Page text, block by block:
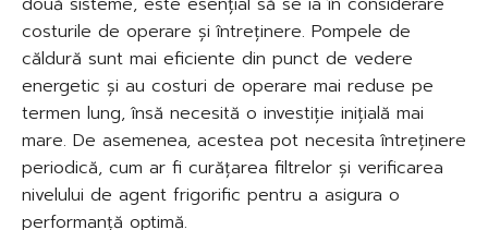
costurile de operare și întreținere. Pompele de
căldură sunt mai eficiente din punct de vedere
energetic și au costuri de operare mai reduse pe
termen lung, însă necesită o investiție inițială mai
mare. De asemenea, acestea pot necesita întreținere
periodică, cum ar fi curățarea filtrelor și verificarea
nivelului de agent frigorific pentru a asigura o
performanță optimă.